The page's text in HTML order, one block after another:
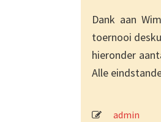
Dank aan
toernooi
hieronder
Alle
admin